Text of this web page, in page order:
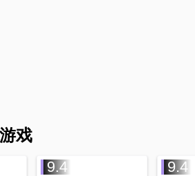
戏
9.4 9.4